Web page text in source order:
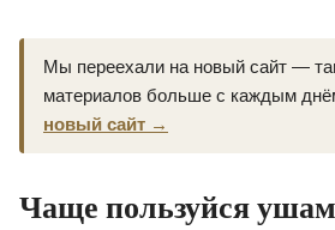
Мы переехали на новый сайт —
материалов больше с каждым
новый сайт →
Чаще пользуйся